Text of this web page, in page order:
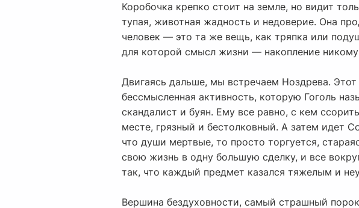
Коробочка крепко стоит на земле, но видит
тупая, животная жадность и недоверие. Она
человек — это та же вещь, как тряпка или
для которой смысл жизни — накопление
Двигаясь дальше, мы встречаем Ноздрева.
бессмысленная активность, которую Гоголь
скандалист и буян. Ему все равно, с кем
месте, грязный и бестолковный. А затем идет
что души мертвые, то просто торгуется,
свою жизнь в одну большую сделку, и все
так, что каждый предмет казался тяжелым и
Вершина бездуховности, самый страшный